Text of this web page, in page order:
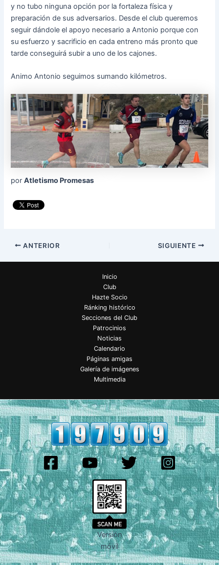
y no tubo ninguna opción por la fortaleza física y
preparación de sus adversarios. Desde el club queremos
seguir dándole el apoyo necesario a Antonio porque con
su esfuerzo y sacrificio en cada entreno más pronto que
tarde conseguirá subir a uno de los cajones.
Animo Antonio seguimos sumando kilómetros.
porAtletismo Promesas
ANTERIOR SIGUIENTE
Inicio
Club
Hazte Socio
Ránking histórico
Secciones del Club
Patrocinios
Noticias
Calendario
Páginas amigas
Galería de imágenes
Multimedia
Versión
móvil